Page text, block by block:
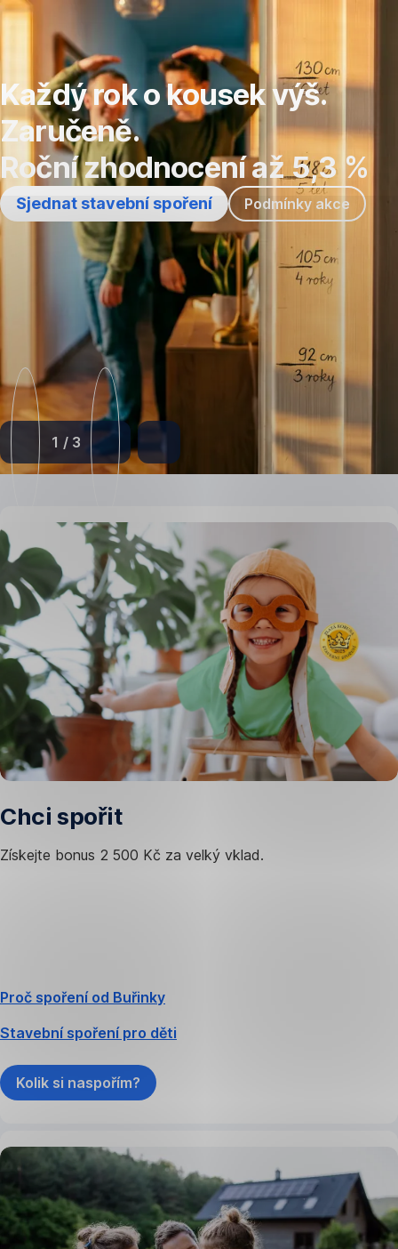
Přeskočit
1 / 3
Každý rok o kousek výš.
Zaručeně.
Roční zhodnocení až 5,3 %
Sjednat stavební spoření Podmínky akce
Chci spořit
Získejte bonus 2 500 Kč za velký vklad.
Proč spoření od Buřinky
Stavební spoření pro děti
Kolik si naspořím?